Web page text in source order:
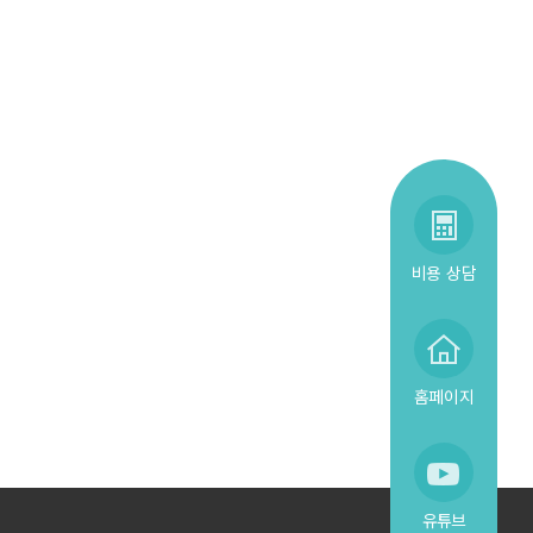
비용 상담
홈페이지
유튜브